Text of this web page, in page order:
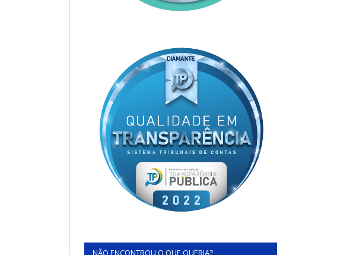
NÃO ENCONTROU O QUE QUERIA?